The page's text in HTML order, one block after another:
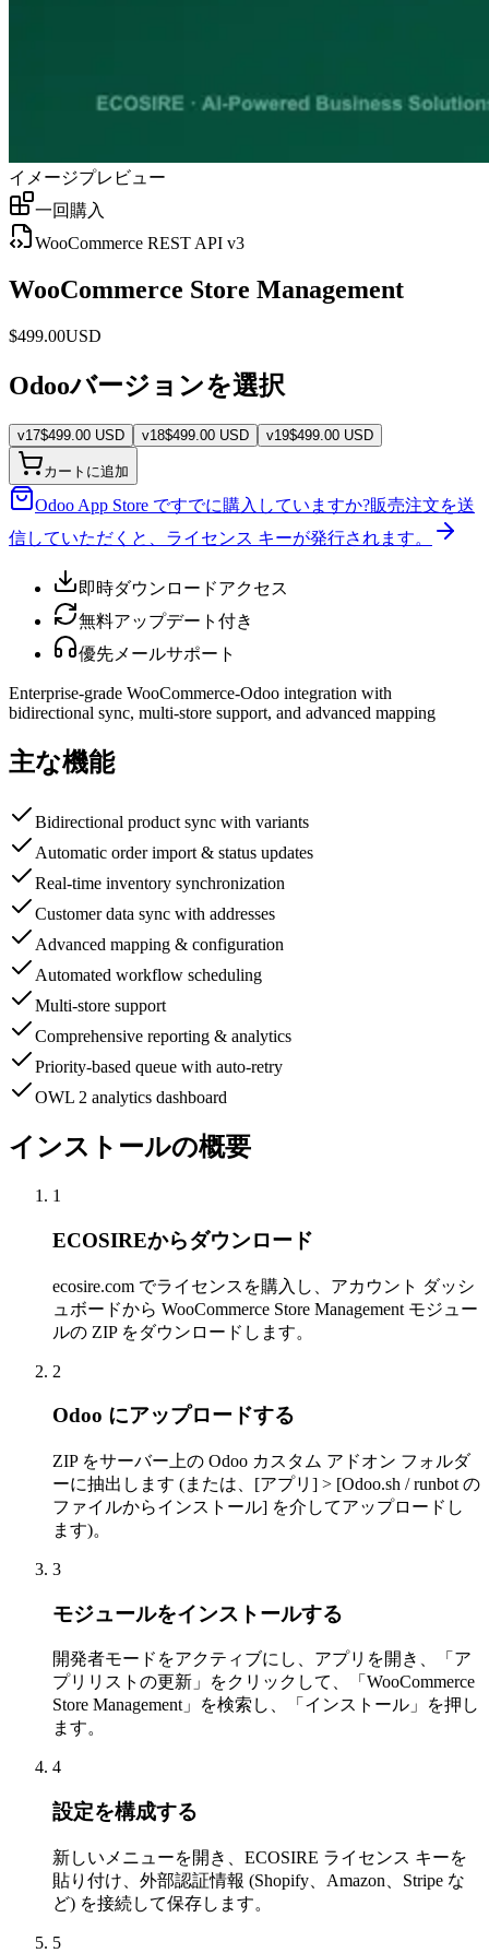
イメージプレビュー
一回購入
WooCommerce REST API v3
WooCommerce Store Management
$499.00USD
Odooバージョンを選択
v17$499.00 USD v18$499.00 USD v19$499.00 USD
カートに追加
Odoo App Store ですでに購入していますか?販売注文を送
信していただくと、ライセンス キーが発行されます。
即時ダウンロードアクセス
無料アップデート付き
優先メールサポート
Enterprise-grade WooCommerce-Odoo integration with
bidirectional sync, multi-store support, and advanced mapping
主な機能
Bidirectional product sync with variants
Automatic order import & status updates
Real-time inventory synchronization
Customer data sync with addresses
Advanced mapping & configuration
Automated workflow scheduling
Multi-store support
Comprehensive reporting & analytics
Priority-based queue with auto-retry
OWL 2 analytics dashboard
インストールの概要
1
ECOSIREからダウンロード
ecosire.com でライセンスを購入し、アカウント ダッシ
ュボードから WooCommerce Store Management モジュー
ルの ZIP をダウンロードします。
2
Odoo にアップロードする
ZIP をサーバー上の Odoo カスタム アドオン フォルダ
ーに抽出します (または、[アプリ] > [Odoo.sh / runbot の
ファイルからインストール] を介してアップロードし
ます)。
3
モジュールをインストールする
開発者モードをアクティブにし、アプリを開き、「ア
プリリストの更新」をクリックして、「WooCommerce
Store Management」を検索し、「インストール」を押し
ます。
4
設定を構成する
新しいメニューを開き、ECOSIRE ライセンス キーを
貼り付け、外部認証情報 (Shopify、Amazon、Stripe な
ど) を接続して保存します。
5